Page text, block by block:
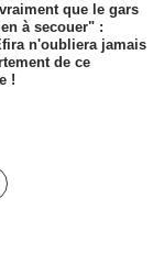
que le gars
à secouer" :
n'oubliera jamais
de ce
!